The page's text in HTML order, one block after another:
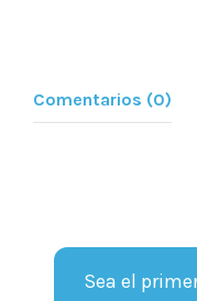
Comentarios (0)
Sea el